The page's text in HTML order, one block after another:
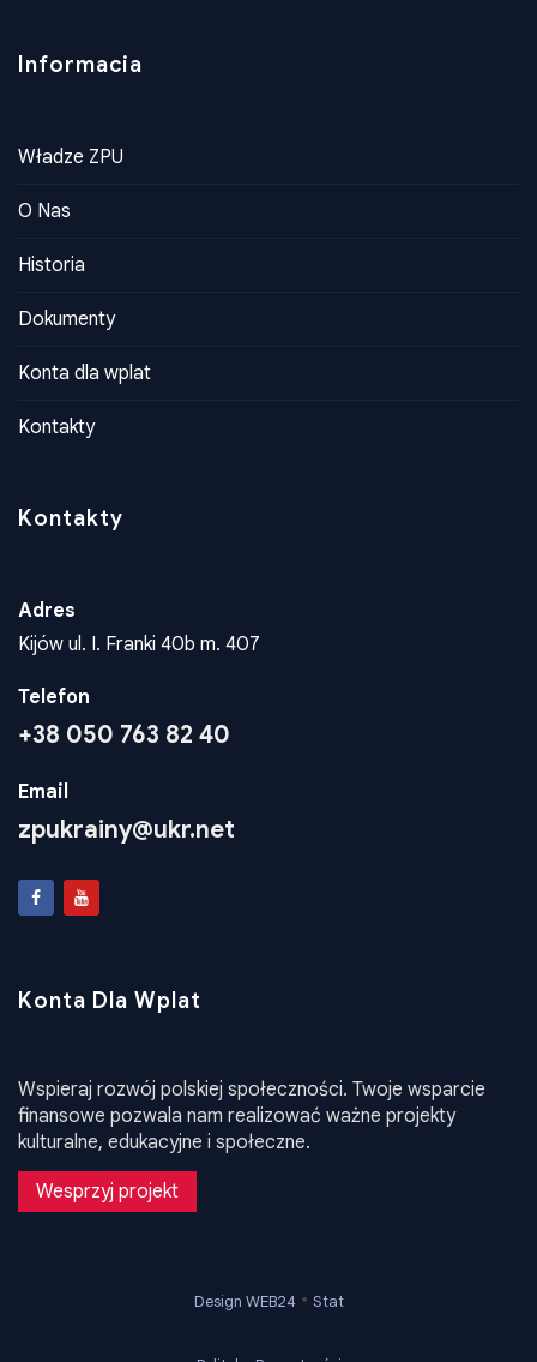
Informacia
Władze ZPU
O Nas
Historia
Dokumenty
Konta dla wplat
Kontakty
Kontakty
Adres
Kijów ul. I. Franki 40b m. 407
Telefon
+38 050 763 82 40
Email
zpukrainy@ukr.net
Konta Dla Wplat
Wspieraj rozwój polskiej społeczności. Twoje wsparcie
finansowe pozwala nam realizować ważne projekty
kulturalne, edukacyjne i społeczne.
Wesprzyj projekt
Design WEB24 • Stat